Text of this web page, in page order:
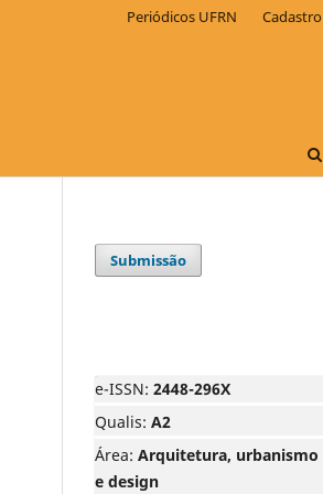
Periódicos UFRN Cadastro
Submissão
e-ISSN: 2448-296X
Qualis: A2
Área: Arquitetura, urbanismo
e design